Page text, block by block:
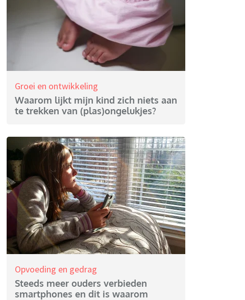
Groei en ontwikkeling
Waarom lijkt mijn kind zich niets aan
te trekken van (plas)ongelukjes?
Opvoeding en gedrag
Steeds meer ouders verbieden
smartphones en dit is waarom